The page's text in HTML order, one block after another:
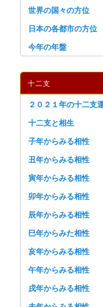
世界の国々の方位
日本の各都市の方位
今年の年盤
十二支
２０２１年の十二支
十二支と相生
子年からみる相性
丑年からみる相性
寅年からみる相性
卯年からみる相性
辰年からみる相性
巳年からみた相性
亥年からみる相性
午年からみる相性
戌年からみる相性